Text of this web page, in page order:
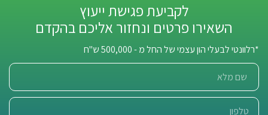
לקביעת פגישת ייעוץ
השאירו פרטים ונחזור אליכם בהקדם
*רלוונטי לבעלי הון עצמי של החל מ - 500,000 ש"ח